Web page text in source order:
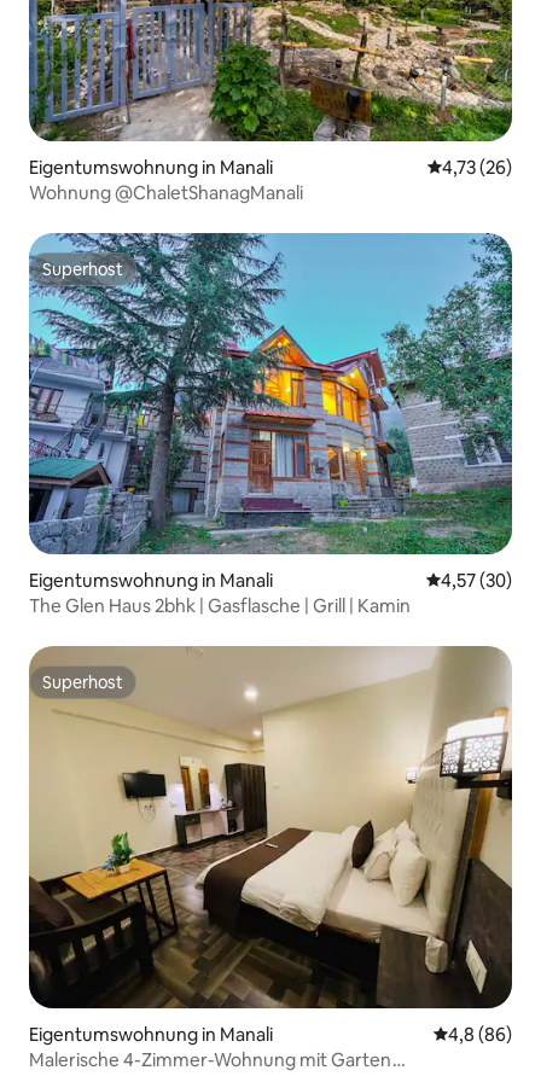
Eigentumswohnung in Manali
4,73 (26)
Wohnung @ChaletShanagManali
Superhost
Superhost
Eigentumswohnung in Manali
4,57 (30)
The Glen Haus 2bhk | Gasflasche | Grill | Kamin
Superhost
Superhost
Eigentumswohnung in Manali
4,8 (86)
Malerische 4-Zimmer-Wohnung mit Garten